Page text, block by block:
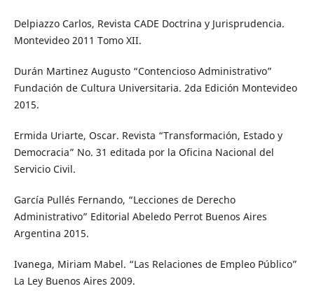
Delpiazzo Carlos, Revista CADE Doctrina y Jurisprudencia.
Montevideo 2011 Tomo XII.
Durán Martinez Augusto “Contencioso Administrativo”
Fundación de Cultura Universitaria. 2da Edición Montevideo
2015.
Ermida Uriarte, Oscar. Revista “Transformación, Estado y
Democracia” No. 31 editada por la Oficina Nacional del
Servicio Civil.
García Pullés Fernando, “Lecciones de Derecho
Administrativo” Editorial Abeledo Perrot Buenos Aires
Argentina 2015.
Ivanega, Miriam Mabel. “Las Relaciones de Empleo Público”
La Ley Buenos Aires 2009.